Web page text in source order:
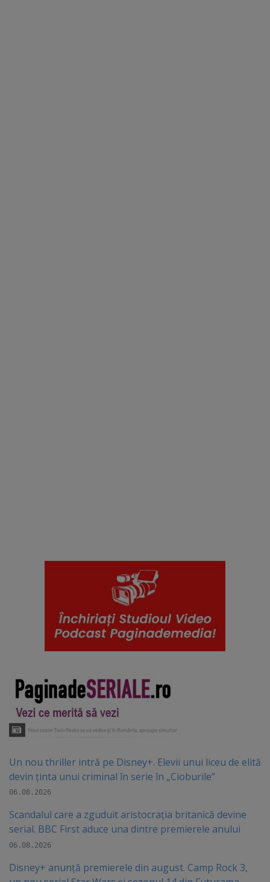
Un nou thriller intră pe Disney+. Elevii unui liceu de elită
devin ținta unui criminal în serie în „Cioburile”
06.08.2026
Scandalul care a zguduit aristocrația britanică devine
serial. BBC First aduce una dintre premierele anului
06.08.2026
Disney+ anunță premierele din august. Camp Rock 3,